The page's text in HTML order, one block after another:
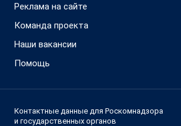
Реклама на сайте
Команда проекта
Наши вакансии
Помощь
Контактные данные для Роскомнадзора
и государственных органов